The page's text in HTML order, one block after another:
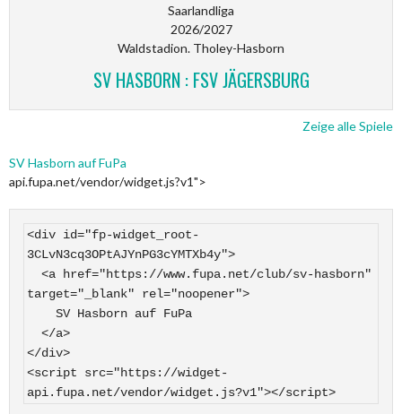
Saarlandliga
2026/2027
Waldstadion. Tholey-Hasborn
SV HASBORN : FSV JÄGERSBURG
Zeige alle Spiele
SV Hasborn auf FuPa
api.fupa.net/vendor/widget.js?v1">
<div id="fp-widget_root-
3CLvN3cq3OPtAJYnPG3cYMTXb4y">
target="_blank" rel="noopener">
</div>
<script src="https://widget-
api.fupa.net/vendor/widget.js?v1"></script>